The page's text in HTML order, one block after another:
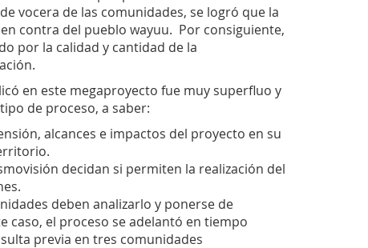
vocera de las comunidades, se logró que la
contra del pueblo wayuu. Por consiguiente,
por la calidad y cantidad de la
en este megaproyecto fue muy superfluo y
de proceso, a saber:
alcances e impactos del proyecto en su
decidan si permiten la realización del
deben analizarlo y ponerse de
caso, el proceso se adelantó en tiempo
previa en tres comunidades